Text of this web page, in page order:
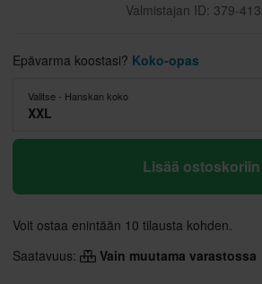
Valmistajan ID: 379-
Epävarma koostasi? Koko-opas
Valitse - Hanskan koko
XXL
Lisää ostoskoriin
Voit ostaa enintään 10 tilausta kohden.
Saatavuus:
Vain muutama varastossa